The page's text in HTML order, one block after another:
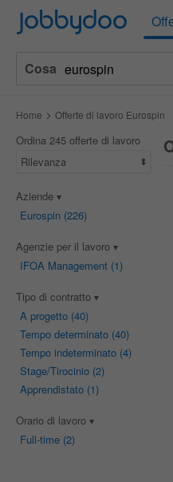
Jobbydoo
Cosa
Home Offerte di lavoro Eurospin
Ordina 245 offerte di lavoro
Rilevanza
Aziende
Eurospin(226)
Agenzie per il lavoro
IFOA Management(1)
Tipo di contratto
A progetto(40)
Tempo determinato(40)
Tempo indeterminato(4)
Stage/Tirocinio(2)
Apprendistato(1)
Orario di lavoro
Full-time(2)